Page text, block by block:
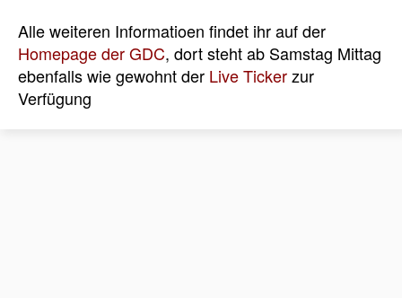
Alle weiteren Informatioen findet ihr auf der
Homepage der GDC, dort steht ab Samstag Mittag
ebenfalls wie gewohnt der Live Tickerzur
Verfügung